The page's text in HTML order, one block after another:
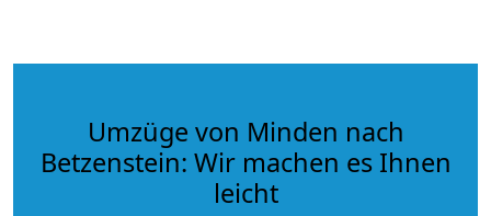
Umzüge von Minden nach
Betzenstein: Wir machen es Ihnen
leicht